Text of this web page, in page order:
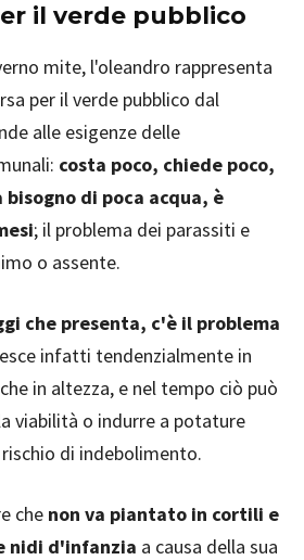
il verde pubblico
mite, l'oleandro rappresenta
per il verde pubblico dal
alle esigenze delle
costa poco, chiede poco,
di poca acqua, è
; il problema dei parassiti e
o assente.
che presenta, c'è il problema
infatti tendenzialmente in
in altezza, e nel tempo ciò può
viabilità o indurre a potature
di indebolimento.
che non va piantato in cortili e
nidi d'infanzia a causa della sua